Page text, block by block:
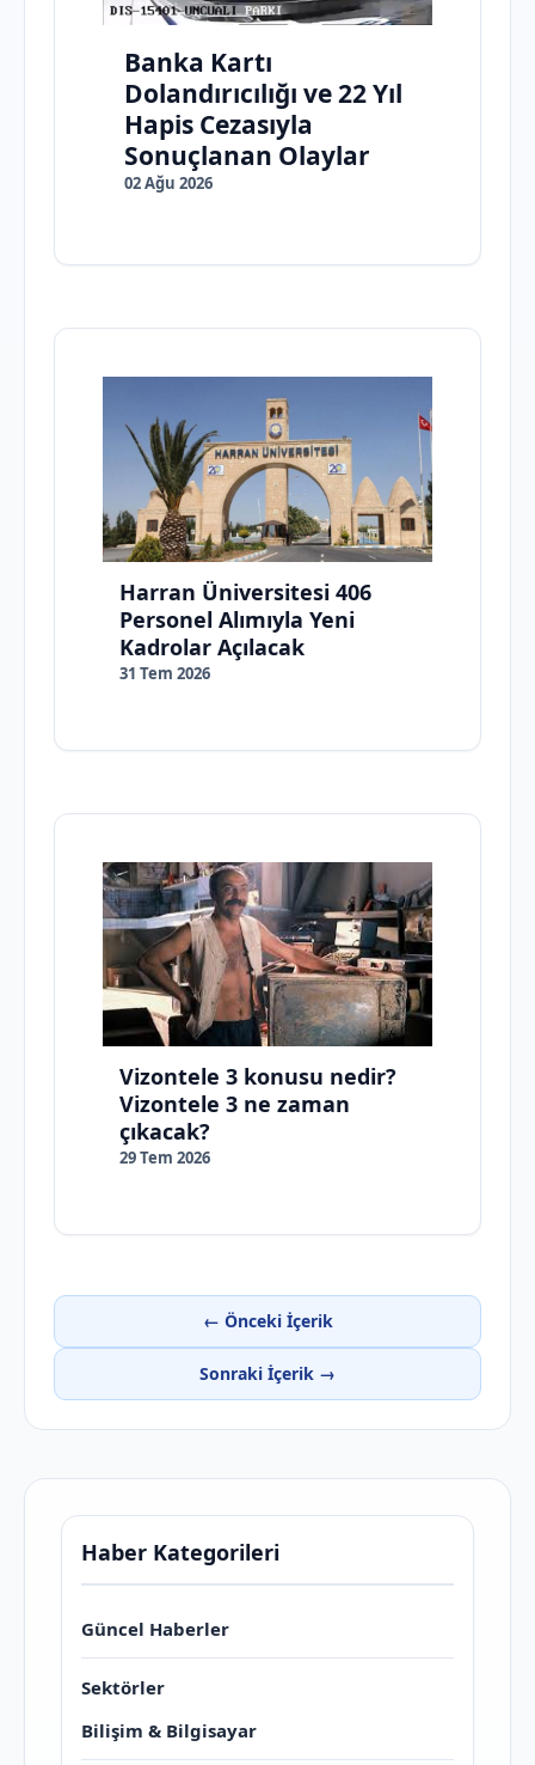
Banka Kartı
Dolandırıcılığı ve 22 Yıl
Hapis Cezasıyla
Sonuçlanan Olaylar
02 Ağu 2026
Harran Üniversitesi 406
Personel Alımıyla Yeni
Kadrolar Açılacak
31 Tem 2026
Vizontele 3 konusu nedir?
Vizontele 3 ne zaman
çıkacak?
29 Tem 2026
← Önceki İçerik
Sonraki İçerik →
Haber Kategorileri
Güncel Haberler
Sektörler
Bilişim & Bilgisayar